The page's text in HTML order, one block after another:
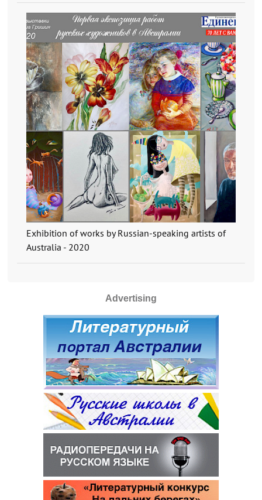
Exhibition of works by Russian-speaking artists of
Australia - 2020
Advertising